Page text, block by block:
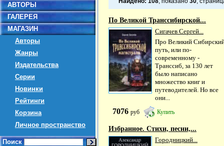
АВТОРЫ
ГАЛЕРЕЯ
МАГАЗИН
Авторы
Жанры
Издательства
Серии
Новинки
Рейтинги
Корзина
Личное пространство
Поиск
По Великой Транссибирской...
Сигачев Сергей...
Про Великий
путь, или по-
современному -
Транссиб, за 130 лет
было написано
множество книг и
путеводителей. Но все
они...
7076 руб Купить
Избранное. Стихи, песни,...
Городницкий...